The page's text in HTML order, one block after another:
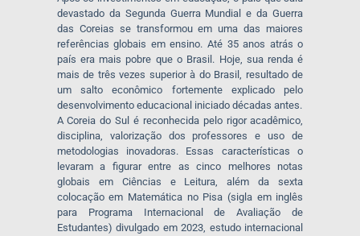
devastado da Segunda Guerra Mundial e da Guerra
das Coreias se transformou em uma das maiores
referências globais em ensino. Até 35 anos atrás o
país era mais pobre que o Brasil. Hoje, sua renda é
mais de três vezes superior à do Brasil, resultado de
um salto econômico fortemente explicado pelo
desenvolvimento educacional iniciado décadas antes.
A Coreia do Sul é reconhecida pelo rigor acadêmico,
disciplina, valorização dos professores e uso de
metodologias inovadoras. Essas características o
levaram a figurar entre as cinco melhores notas
globais em Ciências e Leitura, além da sexta
colocação em Matemática no Pisa (sigla em inglês
para Programa Internacional de Avaliação de
Estudantes) divulgado em 2023, estudo internacional